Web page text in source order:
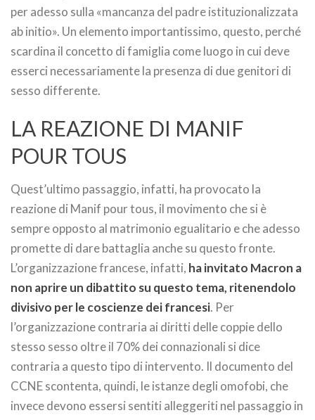
per adesso sulla «mancanza del padre istituzionalizzata
ab initio». Un elemento importantissimo, questo, perché
scardina il concetto di famiglia come luogo in cui deve
esserci necessariamente la presenza di due genitori di
sesso differente.
LA REAZIONE DI MANIF
POUR TOUS
Quest’ultimo passaggio, infatti, ha provocato la
reazione di Manif pour tous, il movimento che si è
sempre opposto al matrimonio egualitario e che adesso
promette di dare battaglia anche su questo fronte.
L’organizzazione francese, infatti, ha invitato Macron a
non aprire un dibattito su questo tema, ritenendolo
divisivo per le coscienze dei francesi. Per
l’organizzazione contraria ai diritti delle coppie dello
stesso sesso oltre il 70% dei connazionali si dice
contraria a questo tipo di intervento. Il documento del
CCNE scontenta, quindi, le istanze degli omofobi, che
invece devono essersi sentiti alleggeriti nel passaggio in